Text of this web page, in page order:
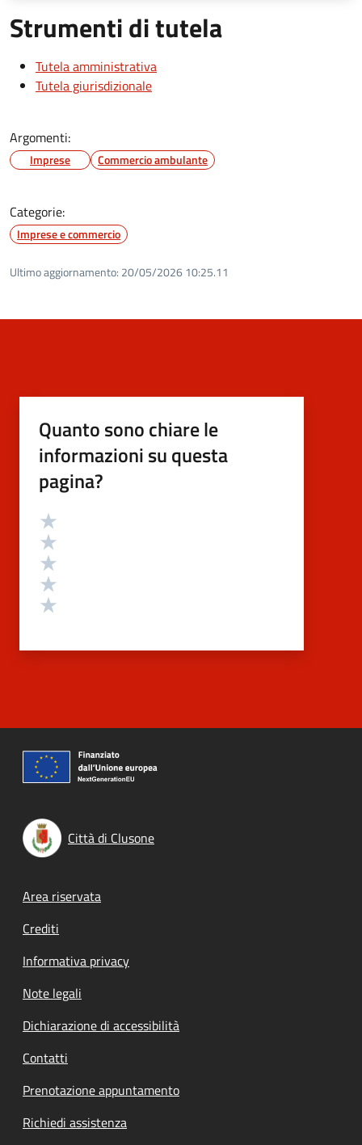
Strumenti di tutela
Tutela amministrativa
Tutela giurisdizionale
Argomenti:
Imprese Commercio ambulante
Categorie:
Imprese e commercio
Ultimo aggiornamento: 20/05/2026 10:25.11
Quanto sono chiare le
informazioni su questa
pagina?
Valutazione
Città di Clusone
Footer menu
Area riservata
Crediti
Informativa privacy
Note legali
Dichiarazione di accessibilità
Contatti
Prenotazione appuntamento
Richiedi assistenza